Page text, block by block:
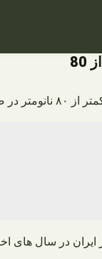
انجام می شود.
ایران در سال